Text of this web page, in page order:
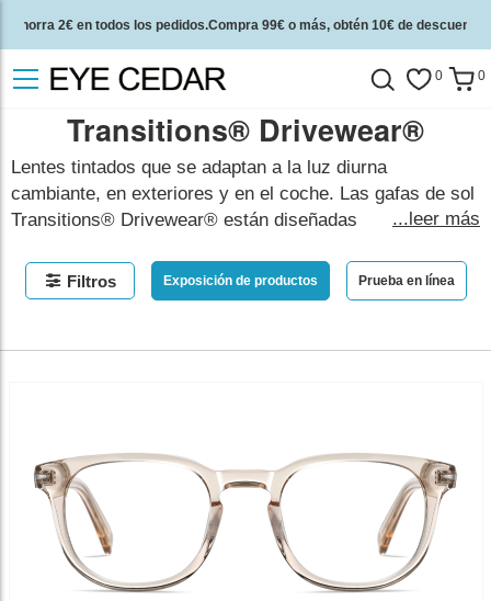
Ahorra 2€ en todos los pedidos.Compra 99€ o más, obtén 10€ de descuento.
2 años de garantía de calidad y 30 días de garantía de devolución del dinero.
0 0
Transitions® Drivewear®
Lentes tintados que se adaptan a la luz diurna
cambiante, en exteriores y en el coche. Las gafas de sol
Transitions® Drivewear® están diseñadas
Drivewear® ayudan a reducir el deslumbramiento y se
adaptan automáticamente a las condiciones de luz
entre tintes. Los lentes de conducción TRANSITIONS®
...leer más
Filtros Exposición de productos Prueba en línea